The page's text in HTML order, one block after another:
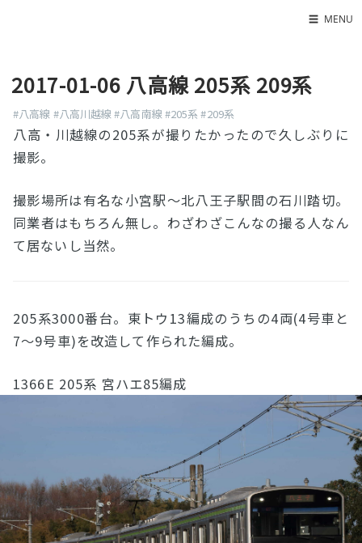
About
☰ MENU
2017-01-06 八高線 205系 209系
#八高線 #八高川越線#八高南線#205系 #209系
八高・川越線の205系が撮りたかったので久しぶりに
撮影。
撮影場所は有名な小宮駅〜北八王子駅間の石川踏切。
同業者はもちろん無し。わざわざこんなの撮る人なん
て居ないし当然。
205系3000番台。東トウ13編成のうちの4両(4号車と
7〜9号車)を改造して作られた編成。
1366E 205系 宮ハエ85編成